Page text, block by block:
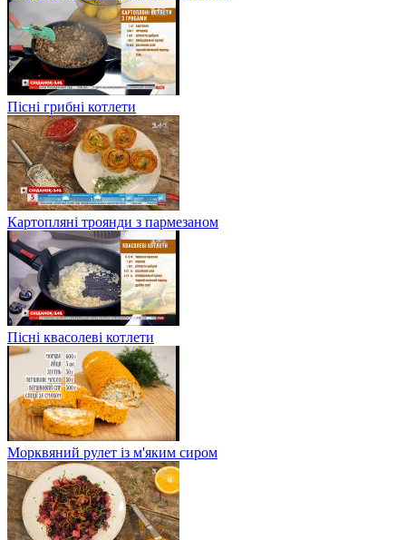
Пісні грибні котлети
Картопляні троянди з пармезаном
Пісні квасолеві котлети
Морквяний рулет із м'яким сиром